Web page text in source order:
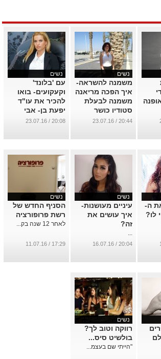
נשים
משמנה להשראה-
איך הפכה מריאנה
משמנה לבעלת
סטודיו כושר
לנשים
20:44 / 23.07.16
נשים
עם 'בלונד'
וקעקועים- בואו
להכיר את עו"ד
יפעת בן- אבי
בראון מעוררת
...
20:08 / 23.07.16
ה-
נשים
עיניים מעושנות-
איך עושים את
זה?
...
20:04 / 16.07.16
נשים
הסניף החדש של
רשת פרופורציה
לאחר 12 שנה בק...
17:29 / 11.07.16
נשים
רווקה וטוב לך?
בולשיט סיס...
"הייתי שם בעצמ...